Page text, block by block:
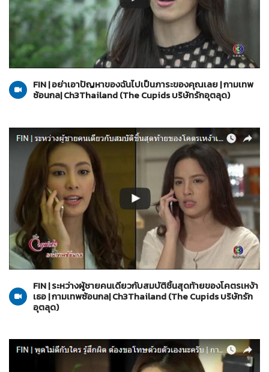
13-06-2560
The Cupids บริษัทรักอุตลุด
FIN | อย่าเอาปัญหาของฉันไปเป็นภาระของคุณเลย | กามเทพ
ซ้อนกล| Ch3Thailand (The Cupids บริษัทรักอุตลุด)
13-06-2560
The Cupids บริษัทรักอุตลุด
FIN | ระหว่างผู้ชายคนเดียวกับสมบัติชิ้นสุดท้ายของโคตรเหง้า
เธอ | กามเทพซ้อนกล| Ch3Thailand (The Cupids บริษัทรัก
อุตลุด)